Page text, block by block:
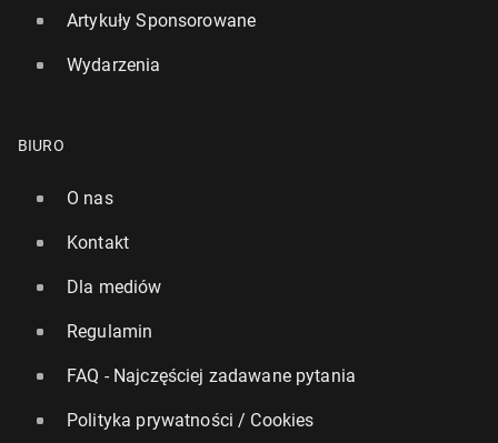
Artykuły Sponsorowane
Wydarzenia
BIURO
O nas
Kontakt
Dla mediów
Regulamin
FAQ - Najczęściej zadawane pytania
Polityka prywatności / Cookies